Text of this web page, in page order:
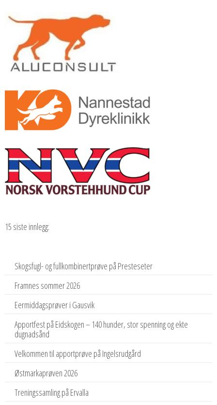
15 siste innlegg:
Skogsfugl- og fullkombinertprøve på Presteseter
Framnes sommer 2026
Eermiddagsprøver i Gausvik
Apportfest på Eidskogen – 140 hunder, stor spenning og ekte
dugnadsånd
Velkommen til apportprøve på Ingelsrudgård
Østmarkaprøven 2026
Treningssamling på Ervalla